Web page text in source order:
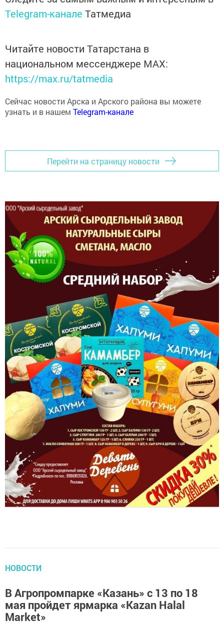
Telegram-канале Татмедиа
Читайте новости Татарстана в
национальном мессенджере MАХ:
https://max.ru/tatmedia
Сейчас новости Арска и Арского района вы можете
узнать и в нашем Telegram-канале
Перейти на страницу новости
НОВОСТИ
В Агропромпарке «Казань» с 13 по 18
мая пройдет ярмарка «Kazan Halal
Market»